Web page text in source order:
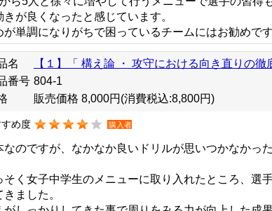
きが良くなったと感じています。
が単調になりがちで困っているチームにはお勧めで
名
【１】「 構え論 ・ 攻守における向き直りの徹
番号 804-1
販売価格 8,000円 (消費税込:8,800円)
め度 購入者
なのですが、なかなか良いドリルが思いつかなかっ
そく女子中学生のメニューに取り入れたところ、選
きました。